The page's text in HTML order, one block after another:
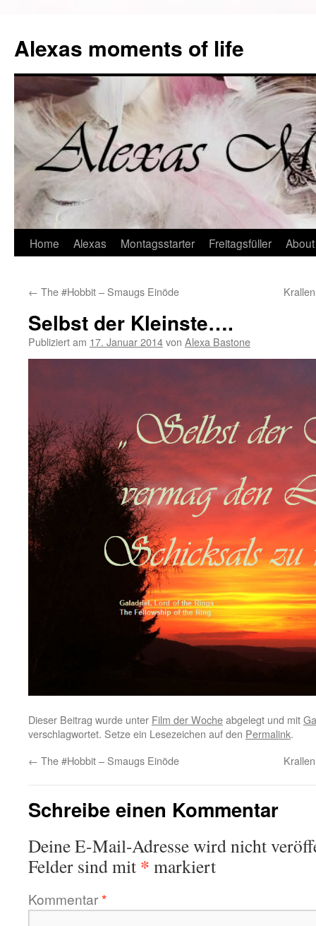
Alexas moments of life
Zum
springen
Home Alexas Montagsstarter Freitagsfüller
← The #Hobbit – Smaugs Einöde
Selbst der Kleinste….
Publiziert am 17. Januar 2014von Alexa Bastone
Dieser Beitrag wurde unter Film der Wocheabgelegt und mit
verschlagwortet. Setze ein Lesezeichen auf den Permalink.
← The #Hobbit – Smaugs Einöde
Schreibe einen Kommentar
Deine E-Mail-Adresse wird nicht
Felder sind mit * markiert
Kommentar*